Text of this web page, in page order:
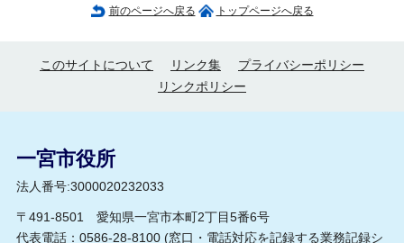
前のページへ戻る トップページへ戻る
このサイトについて リンク集
プライバシーポリシー
リンクポリシー
一宮市役所
法人番号:3000020232033
〒491-8501 愛知県一宮市本町2丁目5番6号
代表電話：0586-28-8100 (窓口・電話対応を記録する業務記録シ